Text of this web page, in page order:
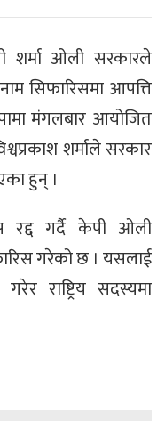
शर्मा ओली सरकारले
सिफारिसमा आपत्ति
मंगलबार आयोजित
शर्माले सरकार
हुन् ।
रद्द गर्दै केपी ओली
गरेको छ । यसलाई
गरेर राष्ट्रिय सदस्यमा